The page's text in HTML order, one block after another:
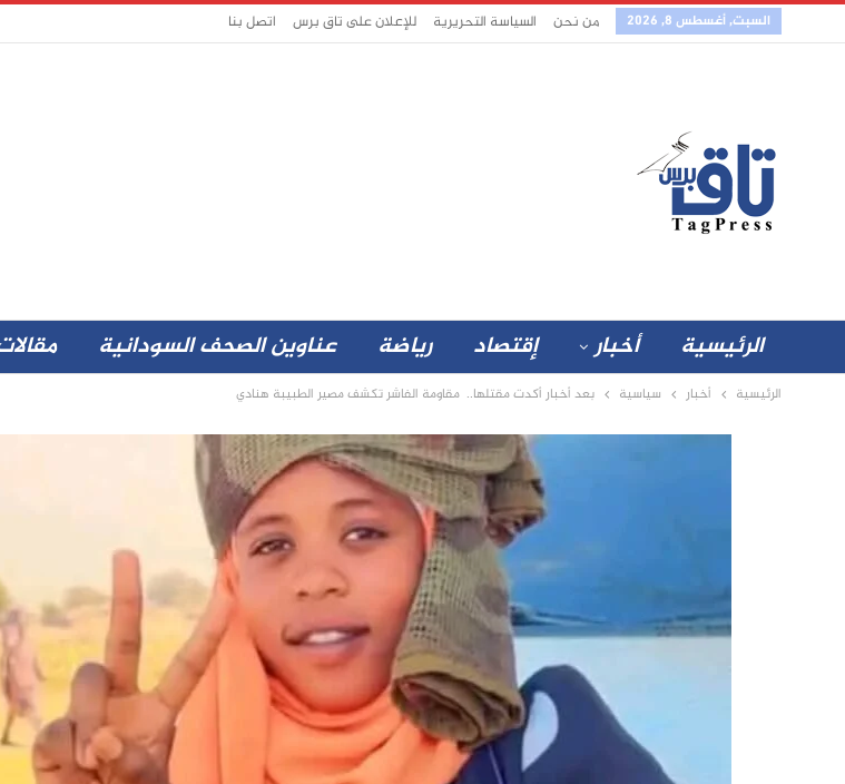
السبت, أغسطس 8, 2026 من نحن السياسة التحريرية للإعلان على تاق برس اتصل بنا
الرئيسية أخبار إقتصاد رياضة عناوين الصحف السودانية
الرئيسية أخبار سياسية بعد أخبار أكدت مقتلها.. مقاومة الفاشر تكشف مصير الطبيبة هنادي